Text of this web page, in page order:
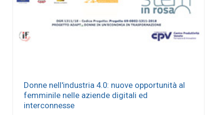
Donne nell'industria 4.0: nuove opportunità al
femminile nelle aziende digitali ed
interconnesse